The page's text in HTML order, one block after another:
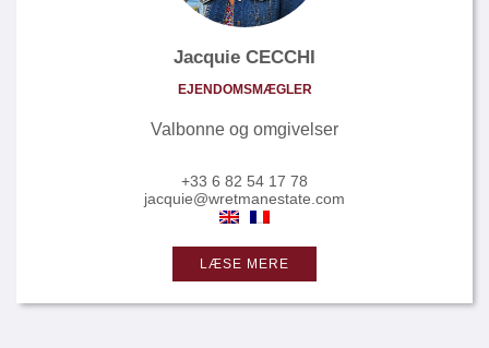
Jacquie CECCHI
EJENDOMSMÆGLER
Valbonne og omgivelser
+33 6 82 54 17 78
jacquie@wretmanestate.com
LÆSE MERE